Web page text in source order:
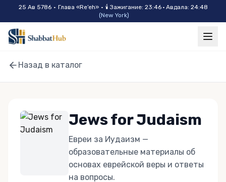
Skip to main content
25 Ав 5786 • Глава «Re’eh» • 🕯 Зажигание: 23:46 · Авдала: 24:48
(New York)
Назад в каталог
Jews for Judaism
Евреи за Иудаизм —
образовательные материалы об
основах еврейской веры и ответы
на вопросы.